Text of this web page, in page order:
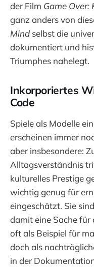
der Film Game Over:
ganz anders von
Mind selbst die
dokumentiert und
Triumphes nahelegt.
Inkorporiertes
Code
Spiele als Modelle
erscheinen immer
aber insbesondere:
Alltagsverständnis
kulturelles Prestige
wichtig genug für
eingeschätzt. Sie
damit eine Sache
oft als Beispiel für
doch als
in der